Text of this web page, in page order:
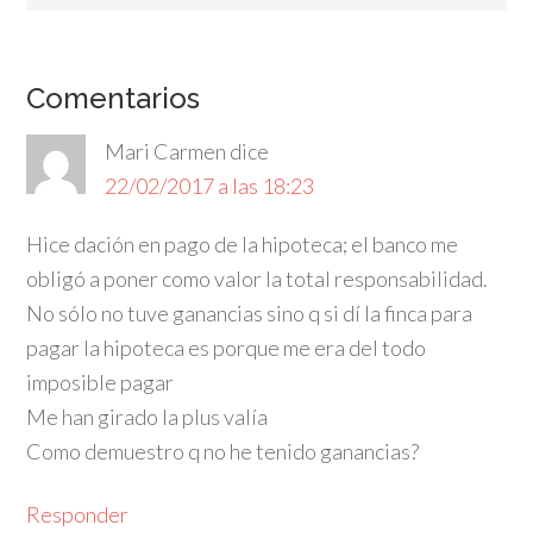
Comentarios
Mari Carmen dice
22/02/2017 a las 18:23
Hice dación en pago de la hipoteca; el banco me
obligó a poner como valor la total responsabilidad.
No sólo no tuve ganancias sino q si dí la finca para
pagar la hipoteca es porque me era del todo
imposible pagar
Me han girado la plus valía
Como demuestro q no he tenido ganancias?
Responder